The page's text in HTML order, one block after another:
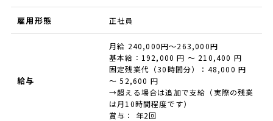
雇用形態 正社員
給与
月給 240,000円～263,000円
基本給：192,000 円 〜 210,400 円
固定残業代（30時間分）：48,000 円
〜 52,600 円
→超える場合は追加で支給（実際の残業
は月10時間程度です）
賞与： 年2回